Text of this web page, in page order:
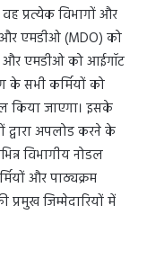
प्रत्येक विभागों और
और एमडीओ (MDO) को
और एमडीओ को आईगॉट
के सभी कर्मियों को
किया जाएगा। इसके
द्वारा अपलोड करने के
विभागीय नोडल
और पाठ्यक्रम
प्रमुख जिम्मेदारियों में